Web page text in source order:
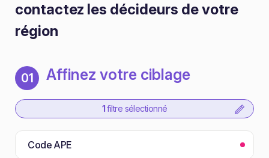
contactez les décideurs de votre
région
01 Affinez votre ciblage
1 filtre sélectionné
Code APE